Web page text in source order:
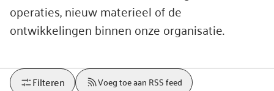
operaties, nieuw materieel of de
ontwikkelingen binnen onze organisatie.
Filteren Voeg toe aan RSS feed